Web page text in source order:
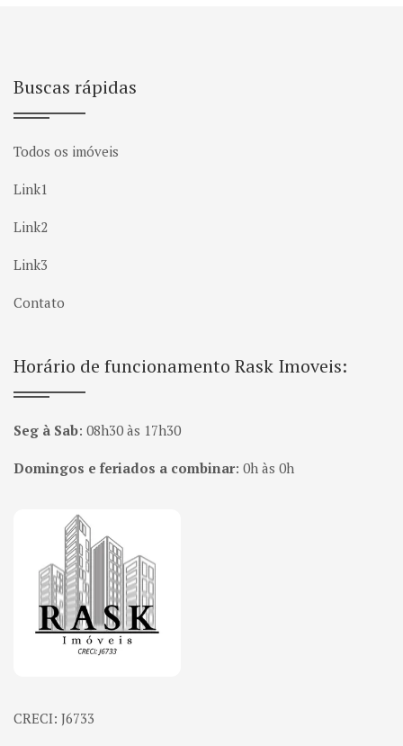
Buscas rápidas
Todos os imóveis
Link1
Link2
Link3
Contato
Horário de funcionamento Rask Imoveis:
Seg à Sab: 08h30 às 17h30
Domingos e feriados a combinar: 0h às 0h
Página inicial
CRECI: J6733